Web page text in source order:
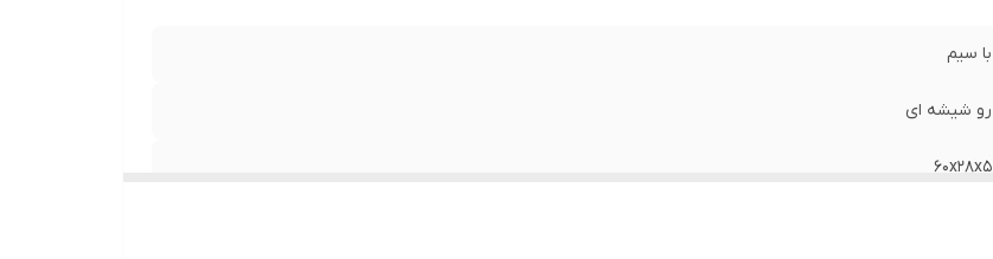
با سیم
رو شیشه ای
60x28x5